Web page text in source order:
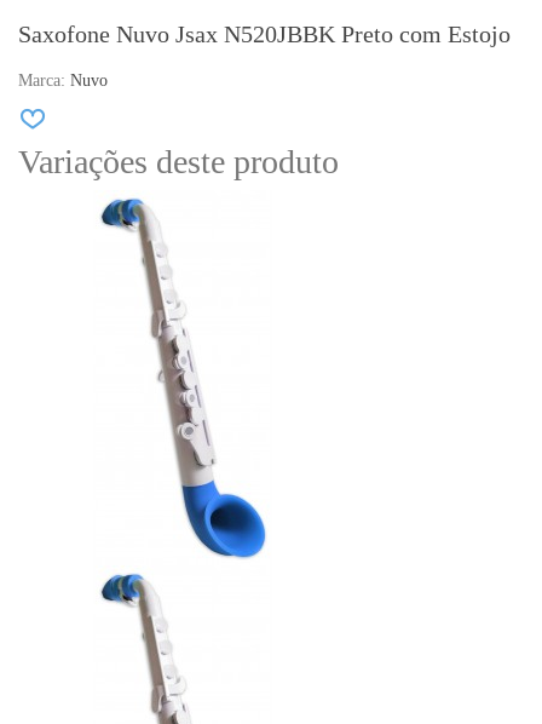
Saxofone Nuvo Jsax N520JBBK Preto com Estojo
Marca: Nuvo
Variações deste produto